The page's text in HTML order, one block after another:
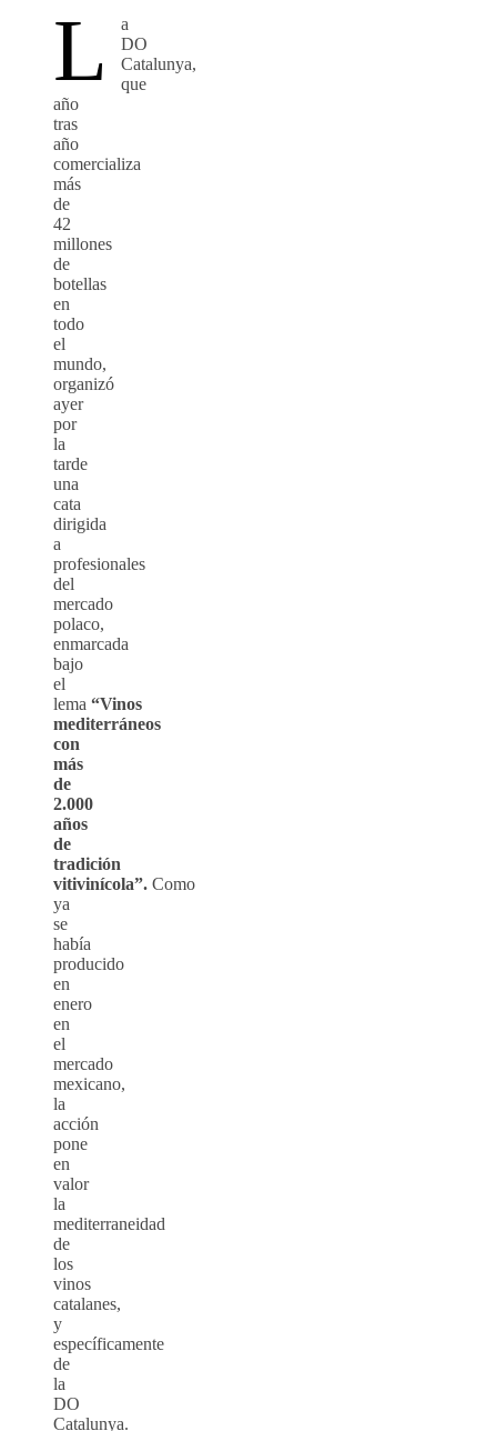
L
a
DO
Catalunya,
que
año
tras
año
comercializa
más
de
42
millones
de
botellas
en
todo
el
mundo,
organizó
ayer
por
la
tarde
una
cata
dirigida
a
profesionales
del
mercado
polaco,
enmarcada
bajo
el
lema “Vinos
mediterráneos
con
más
de
2.000
años
de
tradición
vitivinícola”. Como
ya
se
había
producido
en
enero
en
el
mercado
mexicano,
la
acción
pone
en
valor
la
mediterraneidad
de
los
vinos
catalanes,
y
específicamente
de
la
DO
Catalunya.